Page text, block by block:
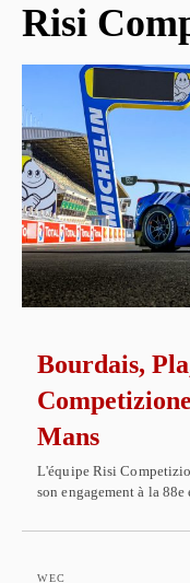
Risi
Bourdais,
Mans
L'équipe Risi
son engagement à la
WEC